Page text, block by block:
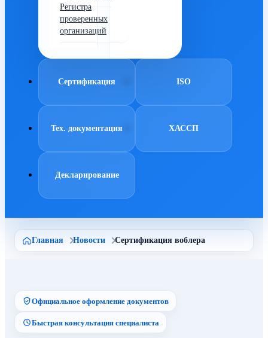
Регистра
проверенных
организаций
Сертификация ISO
Тех. документация ХАССП
Декларирование
Главная Новости Сертификация воблера
Официальное оформление документов
Быстрая консультация специалиста